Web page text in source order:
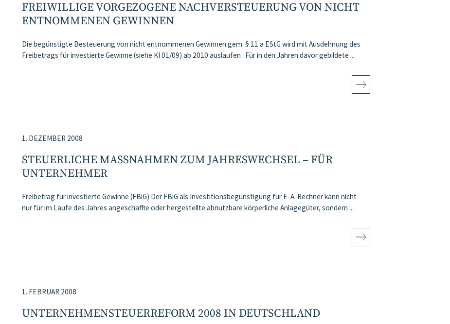
FREIWILLIGE VORGEZOGENE NACHVERSTEUERUNG VON NICHT
ENTNOMMENEN GEWINNEN
Die begünstigte Besteuerung von nicht entnommenen Gewinnen gem. § 11 a EStG wird mit Ausdehnung des
Freibetrags für investierte Gewinne (siehe KI 01/09) ab 2010 auslaufen . Für in den Jahren davor gebildete…
1. DEZEMBER 2008
STEUERLICHE MASSNAHMEN ZUM JAHRESWECHSEL – FÜR U
NTERNEHMER
Freibetrag für investierte Gewinne (FBiG) Der FBiG als Investitionsbegünstigung für E-A-Rechner kann nicht
nur für im Laufe des Jahres angeschaffte oder hergestellte abnutzbare körperliche Anlagegüter, sondern…
1. FEBRUAR 2008
UNTERNEHMENSTEUERREFORM 2008 IN DEUTSCHLAND